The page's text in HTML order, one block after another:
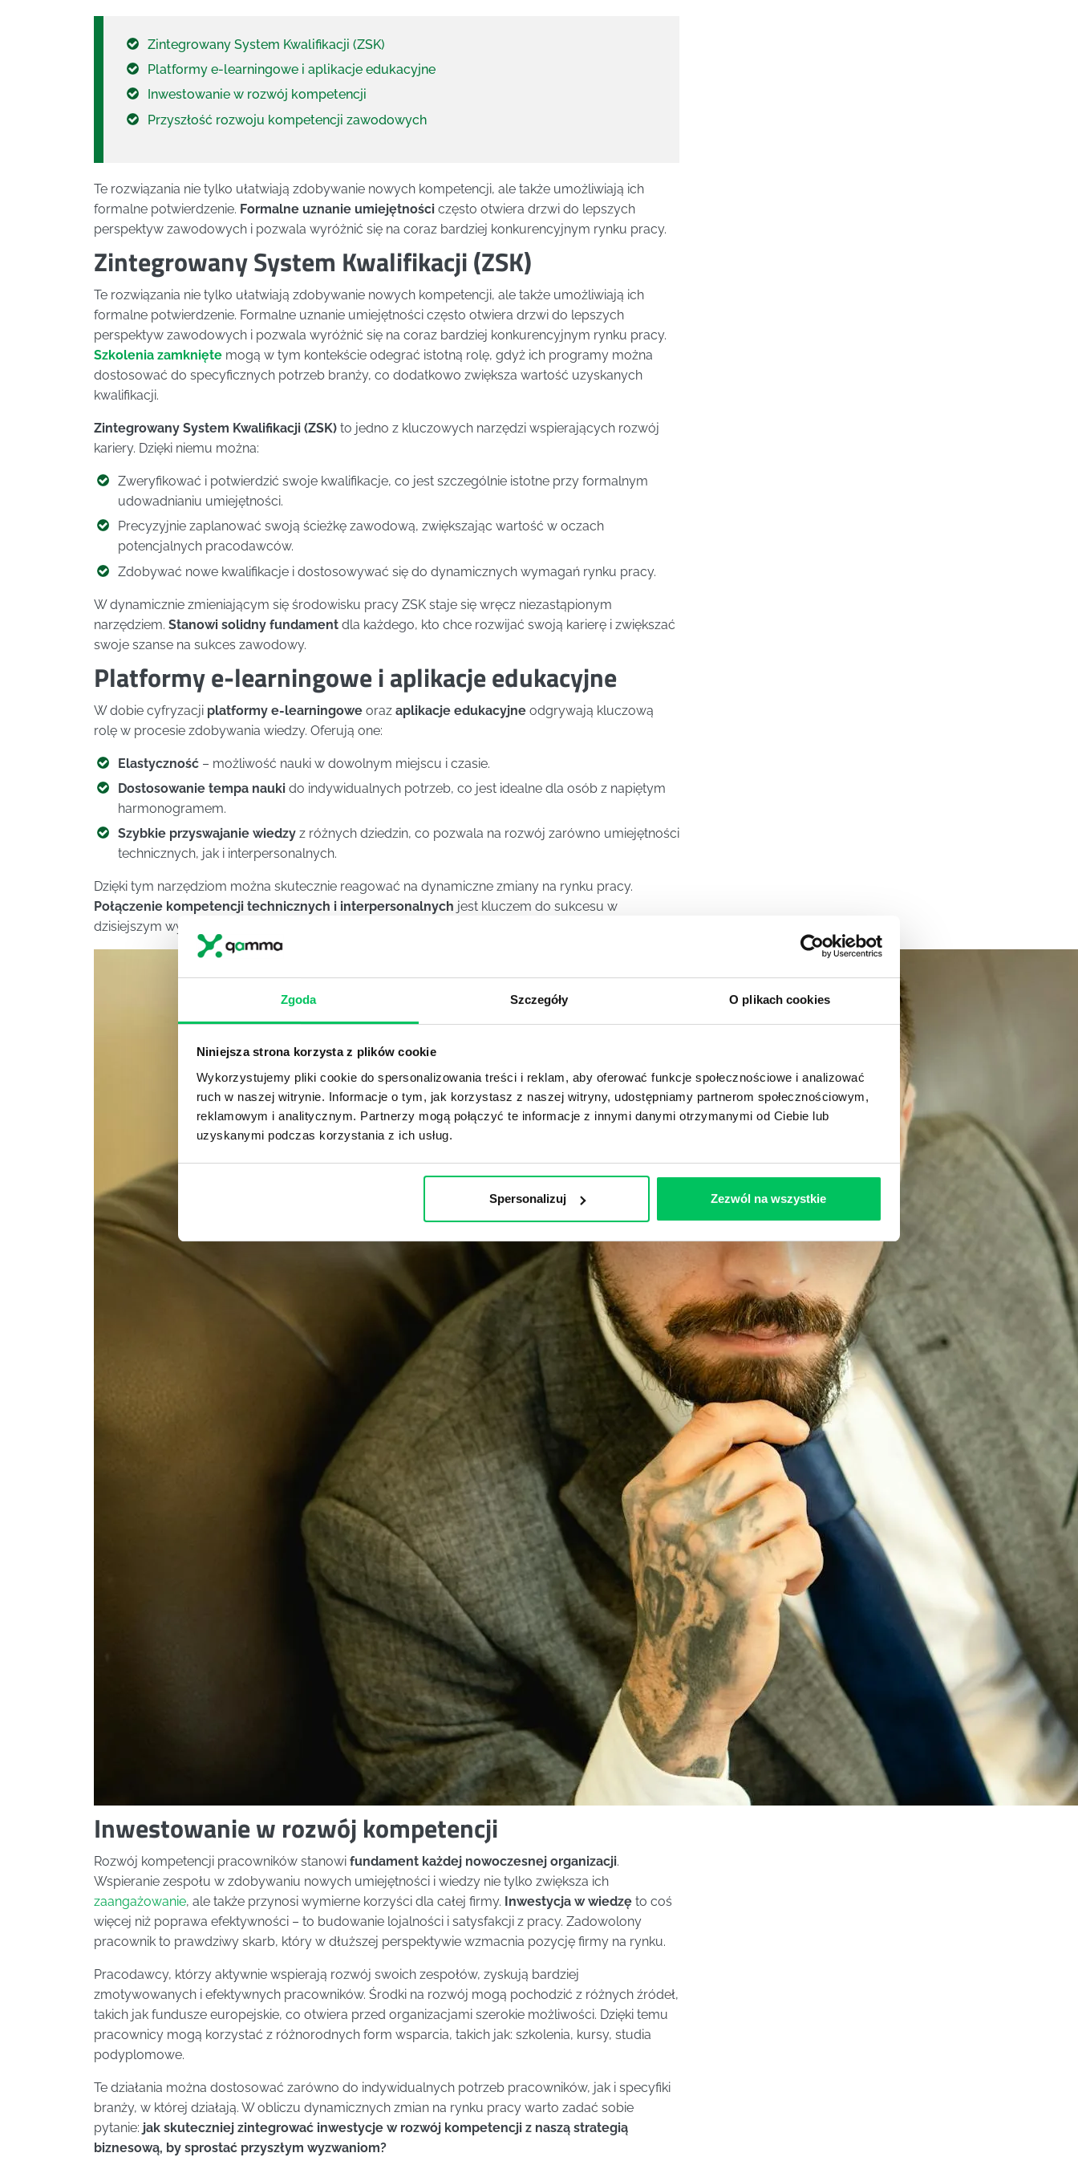
Zgoda Szczegóły O plikach cookies
Niniejsza strona korzysta z plików cookie
Wykorzystujemy pliki cookie do spersonalizowania treści i reklam, aby oferować funkcje społecznościowe i analizować
ruch w naszej witrynie. Informacje o tym, jak korzystasz z naszej witryny, udostępniamy partnerom społecznościowym,
reklamowym i analitycznym. Partnerzy mogą połączyć te informacje z innymi danymi otrzymanymi od Ciebie lub
uzyskanymi podczas korzystania z ich usług.
Spersonalizuj Zezwól na wszystkie
Zintegrowany System Kwalifikacji (ZSK)
Platformy e-learningowe i aplikacje edukacyjne
Inwestowanie w rozwój kompetencji
Przyszłość rozwoju kompetencji zawodowych
Te rozwiązania nie tylko ułatwiają zdobywanie nowych kompetencji, ale także umożliwiają ich
formalne potwierdzenie. Formalne uznanie umiejętności często otwiera drzwi do lepszych
perspektyw zawodowych i pozwala wyróżnić się na coraz bardziej konkurencyjnym rynku pracy.
Zintegrowany System Kwalifikacji (ZSK)
Te rozwiązania nie tylko ułatwiają zdobywanie nowych kompetencji, ale także umożliwiają ich
formalne potwierdzenie. Formalne uznanie umiejętności często otwiera drzwi do lepszych
perspektyw zawodowych i pozwala wyróżnić się na coraz bardziej konkurencyjnym rynku pracy.
Szkolenia zamknięte mogą w tym kontekście odegrać istotną rolę, gdyż ich programy można
dostosować do specyficznych potrzeb branży, co dodatkowo zwiększa wartość uzyskanych
kwalifikacji.
Zintegrowany System Kwalifikacji (ZSK) to jedno z kluczowych narzędzi wspierających rozwój
kariery. Dzięki niemu można:
Zweryfikować i potwierdzić swoje kwalifikacje, co jest szczególnie istotne przy formalnym
udowadnianiu umiejętności.
Precyzyjnie zaplanować swoją ścieżkę zawodową, zwiększając wartość w oczach
potencjalnych pracodawców.
Zdobywać nowe kwalifikacje i dostosowywać się do dynamicznych wymagań rynku pracy.
W dynamicznie zmieniającym się środowisku pracy ZSK staje się wręcz niezastąpionym
narzędziem. Stanowi solidny fundament dla każdego, kto chce rozwijać swoją karierę i zwiększać
swoje szanse na sukces zawodowy.
Platformy e-learningowe i aplikacje edukacyjne
W dobie cyfryzacji platformy e-learningowe oraz aplikacje edukacyjne odgrywają kluczową
rolę w procesie zdobywania wiedzy. Oferują one:
Elastyczność – możliwość nauki w dowolnym miejscu i czasie.
Dostosowanie tempa nauki do indywidualnych potrzeb, co jest idealne dla osób z napiętym
harmonogramem.
Szybkie przyswajanie wiedzy z różnych dziedzin, co pozwala na rozwój zarówno umiejętności
technicznych, jak i interpersonalnych.
Dzięki tym narzędziom można skutecznie reagować na dynamiczne zmiany na rynku pracy.
Połączenie kompetencji technicznych i interpersonalnych jest kluczem do sukcesu w
dzisiejszym wymagającym środowisku zawodowym.
Inwestowanie w rozwój kompetencji
Rozwój kompetencji pracowników stanowi fundament każdej nowoczesnej organizacji.
Wspieranie zespołu w zdobywaniu nowych umiejętności i wiedzy nie tylko zwiększa ich
zaangażowanie, ale także przynosi wymierne korzyści dla całej firmy. Inwestycja w wiedzę to coś
więcej niż poprawa efektywności – to budowanie lojalności i satysfakcji z pracy. Zadowolony
pracownik to prawdziwy skarb, który w dłuższej perspektywie wzmacnia pozycję firmy na rynku.
Pracodawcy, którzy aktywnie wspierają rozwój swoich zespołów, zyskują bardziej
zmotywowanych i efektywnych pracowników. Środki na rozwój mogą pochodzić z różnych źródeł,
takich jak fundusze europejskie, co otwiera przed organizacjami szerokie możliwości. Dzięki temu
pracownicy mogą korzystać z różnorodnych form wsparcia, takich jak: szkolenia, kursy, studia
podyplomowe.
Te działania można dostosować zarówno do indywidualnych potrzeb pracowników, jak i specyfiki
branży, w której działają. W obliczu dynamicznych zmian na rynku pracy warto zadać sobie
pytanie: jak skuteczniej zintegrować inwestycje w rozwój kompetencji z naszą strategią
biznesową, by sprostać przyszłym wyzwaniom?